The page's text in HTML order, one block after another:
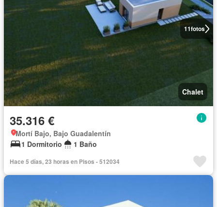
11fotos
Chalet
35.316 €
Mortí Bajo, Bajo Guadalentín
1 Dormitorio
1 Baño
Hace 5 días, 23 horas en Pisos - 512034